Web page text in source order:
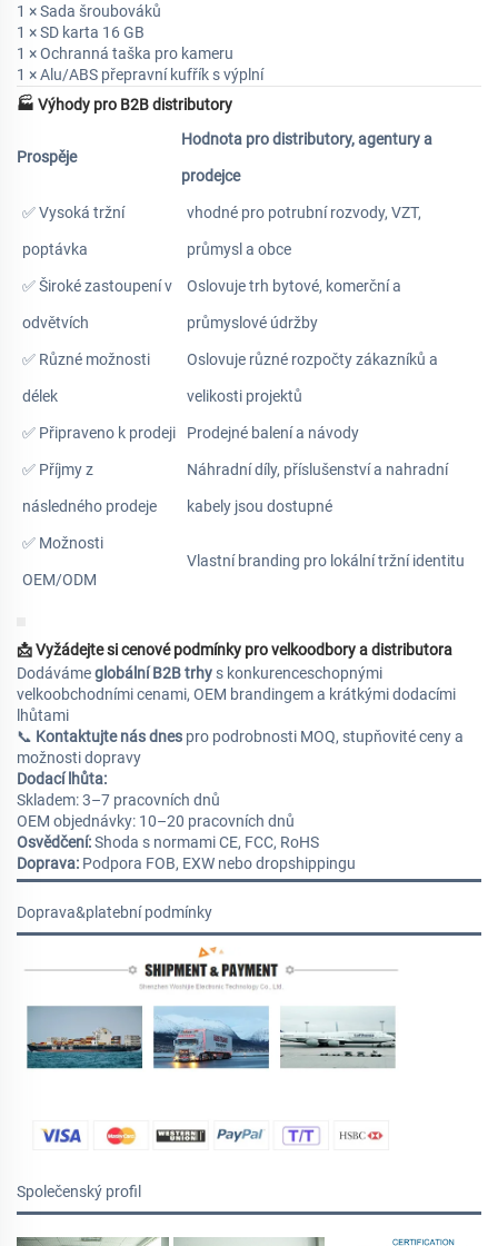
1 × Sada šroubováků
1 × SD karta 16 GB
1 × Ochranná taška pro kameru
1 × Alu/ABS přepravní kufřík s výplní
🏭 Výhody pro B2B distributory
Prospěje
Hodnota pro distributory, agentury a
prodejce
✅ Vysoká tržní
poptávka
vhodné pro potrubní rozvody, VZT,
průmysl a obce
✅ Široké zastoupení v
odvětvích
Oslovuje trh bytové, komerční a
průmyslové údržby
✅ Různé možnosti
délek
Oslovuje různé rozpočty zákazníků a
velikosti projektů
✅ Připraveno k prodeji Prodejné balení a návody
✅ Příjmy z
následného prodeje
Náhradní díly, příslušenství a nahradní
kabely jsou dostupné
✅ Možnosti
OEM/ODM
Vlastní branding pro lokální tržní identitu
📩Vyžádejte si cenové podmínky pro velkoodbory a distributora
Dodávámeglobální B2B trhy s konkurenceschopnými
velkoobchodními cenami, OEM brandingem a krátkými dodacími
lhůtami
📞 Kontaktujte nás dnes pro podrobnosti MOQ, stupňovité ceny a
možnosti dopravy
Dodací lhůta:
Skladem: 3–7 pracovních dnů
OEM objednávky: 10–20 pracovních dnů
Osvědčení:Shoda s normami CE, FCC, RoHS
Doprava: Podpora FOB, EXW nebo dropshippingu
Doprava&platební podmínky
Společenský profil